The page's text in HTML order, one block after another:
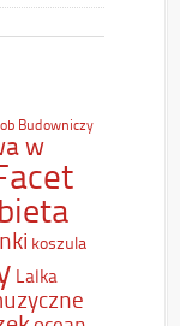
Budowniczy
w
koszula
Lalka